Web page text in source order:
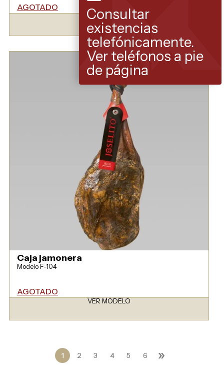
AGOTADO
VER MODELO
Caja jamonera
Modelo F-104
AGOTADO
VER MODELO
1 2 3 4 5 6 »
Consultar
existencias
telefónicamente.
Ver teléfonos a pie
de página